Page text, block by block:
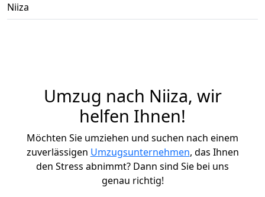
Niiza
Umzug nach Niiza, wir
helfen Ihnen!
Möchten Sie umziehen und suchen nach einem
zuverlässigen Umzugsunternehmen, das Ihnen
den Stress abnimmt? Dann sind Sie bei uns
genau richtig!